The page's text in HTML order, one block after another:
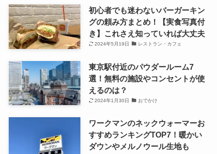
初心者でも迷わないバーガーキン
グの頼み方まとめ！【実食写真付
き】これさえ知っていれば大丈夫
2024年5月19日 レストラン・カフェ
東京駅付近のパウダールーム7
選！無料の施設やコンセントが使
えるのは？
2024年1月30日 おでかけ
ワークマンのネックウォーマーお
すすめランキングTOP7！暖かい
ダウンやメルノウール生地も